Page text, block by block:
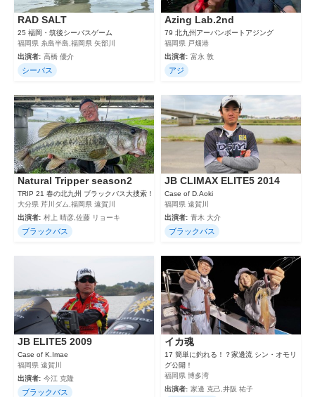
RAD SALT
25 福岡・筑後シーバスゲーム
福岡県 糸島半島,福岡県 矢部川
出演者: 高橋 優介
シーバス
Azing Lab.2nd
79 北九州アーバンボートアジング
福岡県 戸畑港
出演者: 富永 敦
アジ
Natural Tripper season2
TRIP 21 春の北九州 ブラックバス大捜索！
大分県 芹川ダム,福岡県 遠賀川
出演者: 村上 晴彦,佐藤 リョーキ
ブラックバス
JB CLIMAX ELITE5 2014
Case of D.Aoki
福岡県 遠賀川
出演者: 青木 大介
ブラックバス
JB ELITE5 2009
Case of K.Imae
福岡県 遠賀川
出演者: 今江 克隆
ブラックバス
イカ魂
17 簡単に釣れる！？家邊流 シン・オモリ
グ公開！
福岡県 博多湾
出演者: 家邊 克己,井阪 祐子